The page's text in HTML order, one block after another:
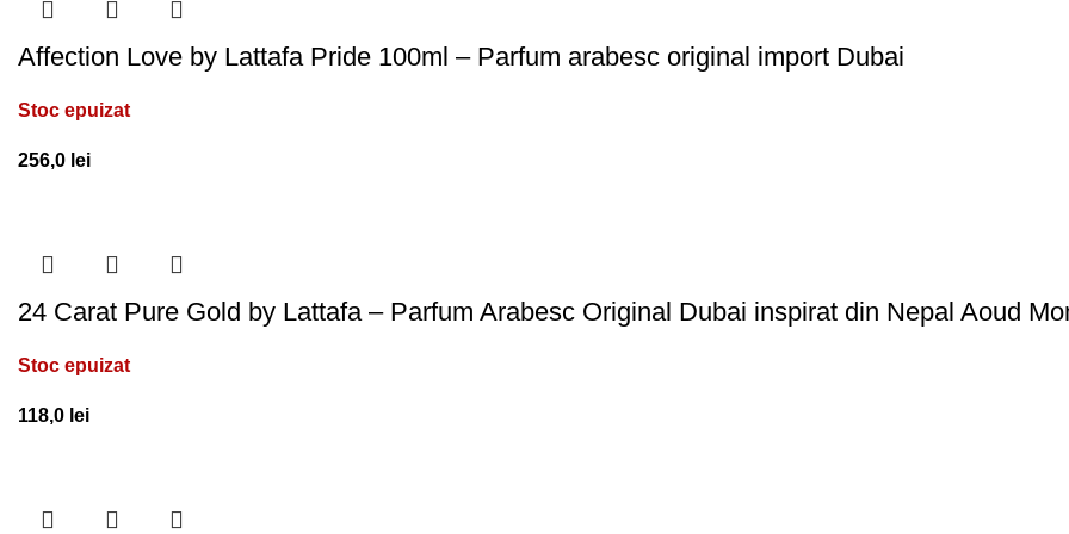
Affection Love by Lattafa Pride 100ml – Parfum arabesc original import Dubai
Stoc epuizat
256,0 lei
24 Carat Pure Gold by Lattafa – Parfum Arabesc Original Dubai inspirat din Nepal Aoud
Stoc epuizat
118,0 lei